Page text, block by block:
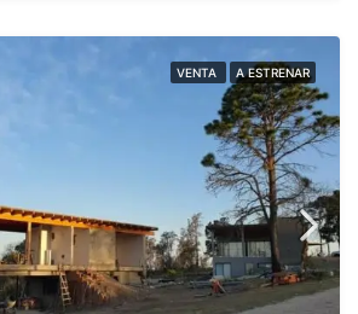
VENTA A ESTRENAR